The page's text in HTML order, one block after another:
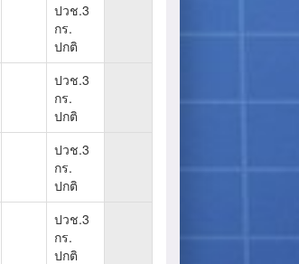
ปวช.3
กร.
ปกติ
ปวช.3
กร.
ปกติ
ปวช.3
กร.
ปกติ
ปวช.3
กร.
ปกติ